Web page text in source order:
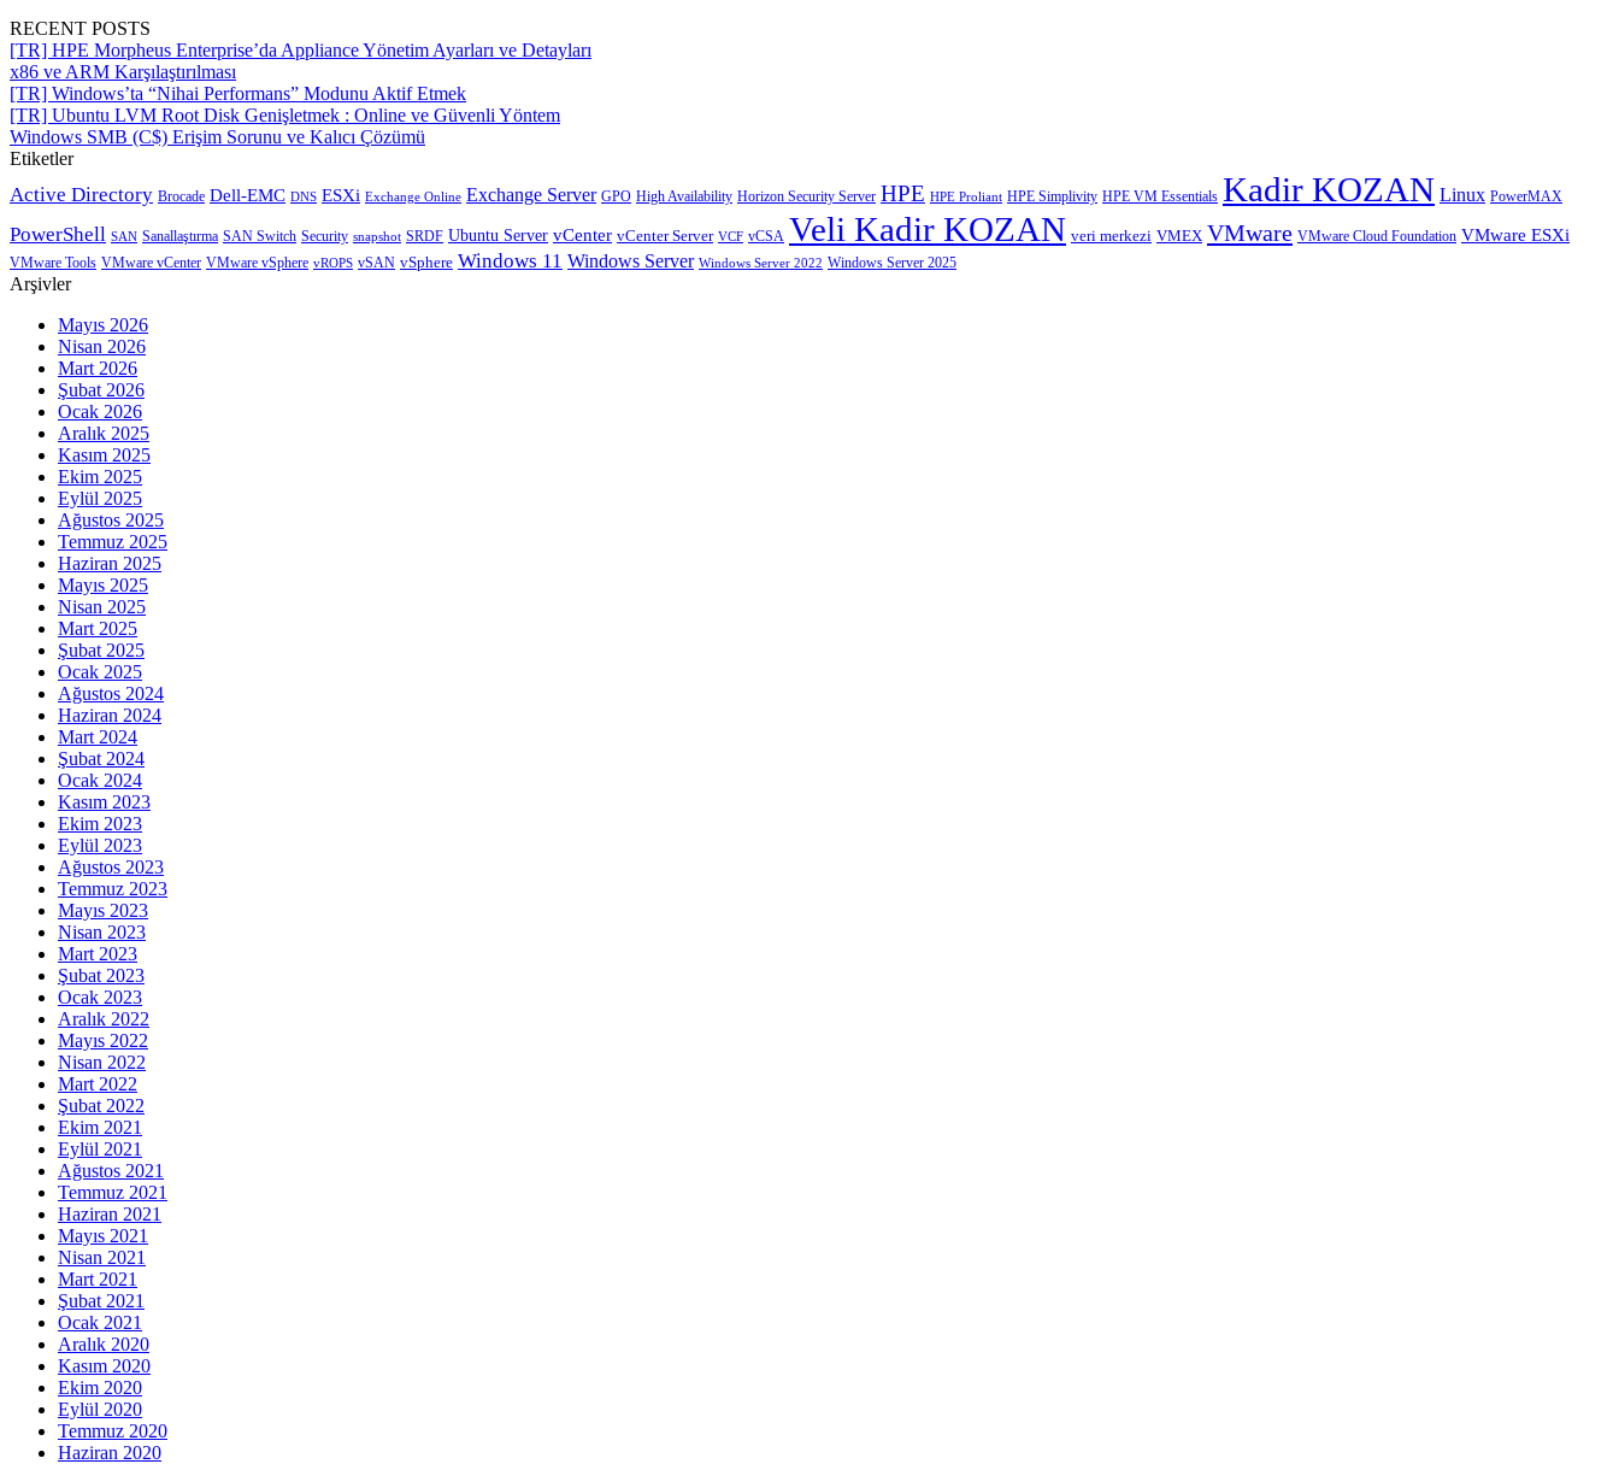
RECENT POSTS
[TR] HPE Morpheus Enterprise’da Appliance Yönetim Ayarları ve Detayları
x86 ve ARM Karşılaştırılması
[TR] Windows’ta “Nihai Performans” Modunu Aktif Etmek
[TR] Ubuntu LVM Root Disk Genişletmek : Online ve Güvenli Yöntem
Windows SMB (C$) Erişim Sorunu ve Kalıcı Çözümü
Etiketler
Active Directory Brocade Dell-EMC DNS ESXi Exchange Online Exchange Server GPO High Availability Horizon Security Server HPE HPE Proliant HPE Simplivity HPE VM Essentials Kadir KOZAN Linux PowerMAX
PowerShell SAN Sanallaştırma SAN Switch Security snapshot SRDF Ubuntu Server vCenter vCenter Server VCF vCSA Veli Kadir KOZAN veri merkezi VMEX VMware VMware Cloud Foundation VMware ESXi
VMware Tools VMware vCenter VMware vSphere vROPS vSAN vSphere Windows 11 Windows Server Windows Server 2022 Windows Server 2025
Arşivler
Mayıs 2026
Nisan 2026
Mart 2026
Şubat 2026
Ocak 2026
Aralık 2025
Kasım 2025
Ekim 2025
Eylül 2025
Ağustos 2025
Temmuz 2025
Haziran 2025
Mayıs 2025
Nisan 2025
Mart 2025
Şubat 2025
Ocak 2025
Ağustos 2024
Haziran 2024
Mart 2024
Şubat 2024
Ocak 2024
Kasım 2023
Ekim 2023
Eylül 2023
Ağustos 2023
Temmuz 2023
Mayıs 2023
Nisan 2023
Mart 2023
Şubat 2023
Ocak 2023
Aralık 2022
Mayıs 2022
Nisan 2022
Mart 2022
Şubat 2022
Ekim 2021
Eylül 2021
Ağustos 2021
Temmuz 2021
Haziran 2021
Mayıs 2021
Nisan 2021
Mart 2021
Şubat 2021
Ocak 2021
Aralık 2020
Kasım 2020
Ekim 2020
Eylül 2020
Temmuz 2020
Haziran 2020